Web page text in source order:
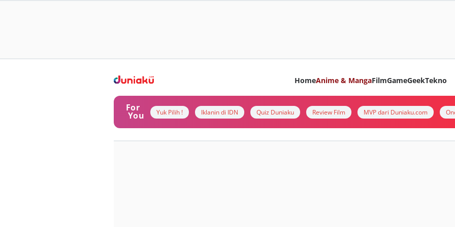
HomeAnime & MangaFilmGameGeekTekno
For
You Yuk Pilih ! Iklanin di IDN Quiz Duniaku Review Film MVP dari Duniaku.com